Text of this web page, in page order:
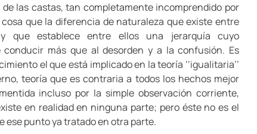
las castas, tan completamente incomprendido por
que la diferencia de naturaleza que existe entre
que establece entre ellos una jerarquía cuyo
más que al desorden y a la confusión. Es
el que está implicado en la teoría ‘‘igualitaria’’
teoría que es contraria a todos los hechos mejor
incluso por la simple observación corriente,
en realidad en ninguna parte; pero éste no es el
ese punto ya tratado en otra parte.